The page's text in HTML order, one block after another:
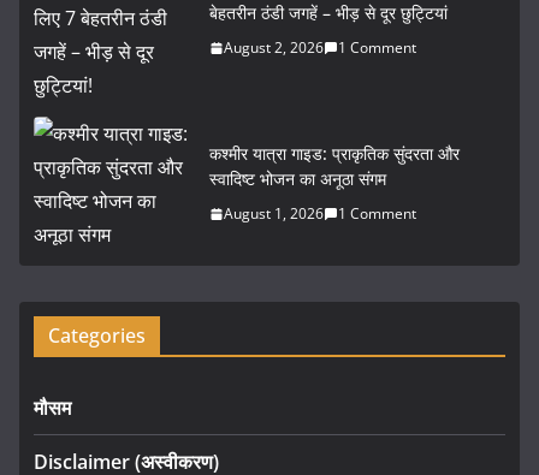
बेहतरीन ठंडी जगहें – भीड़ से दूर छुट्टियां
August 2, 2026 1 Comment
कश्मीर यात्रा गाइड: प्राकृतिक सुंदरता और
स्वादिष्ट भोजन का अनूठा संगम
August 1, 2026 1 Comment
Categories
मौसम
Disclaimer (अस्वीकरण)